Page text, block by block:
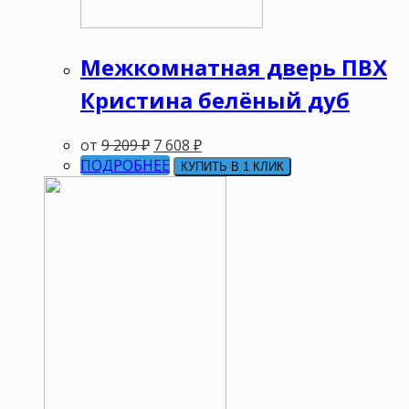
Межкомнатная дверь ПВХ
Кристина белёный дуб
от 9 209₽ 7 608 ₽
ПОДРОБНЕЕ
КУПИТЬ В 1 КЛИК